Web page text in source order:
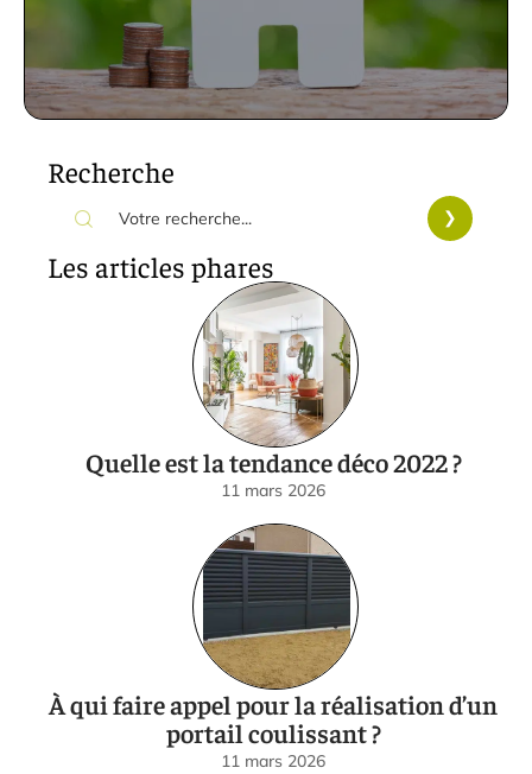
Recherche
Les articles phares
Quelle est la tendance déco 2022 ?
11 mars 2026
À qui faire appel pour la réalisation d’un
portail coulissant ?
11 mars 2026